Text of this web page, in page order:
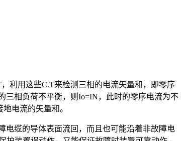
利用这些C.T来检测三相的电流矢量和，即零序
三相负荷不平衡，则Io=IN，此时的零序电流为不
电流的矢量和。
电缆的导体表面流回，而且也可能沿着非故障电